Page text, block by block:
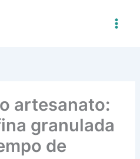
artesanato:
granulada
de